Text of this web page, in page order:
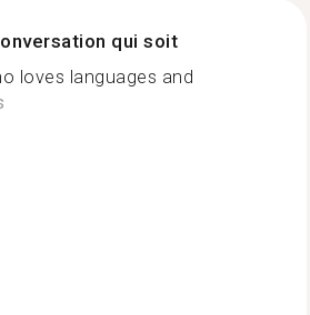
qui soit
loves languages and